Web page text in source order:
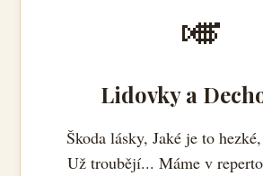
🎺
Lidovky a
Škoda lásky, Jaké je to
Už troubějí... Máme v